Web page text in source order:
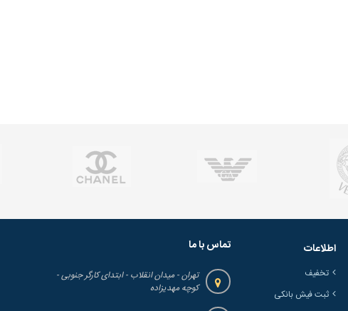
اطلاعات
تخفیف
ثبت فیش بانکی
تماس با ما
تهران - میدان انقلاب - ابتدای کارگر جنوبی -
کوچه مهدیزاده